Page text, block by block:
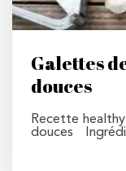
Galettes
douces
Recette
douces